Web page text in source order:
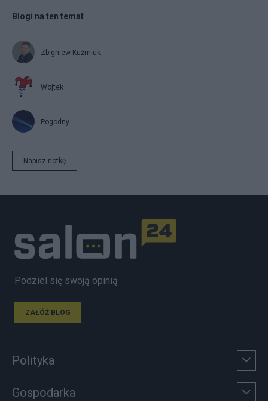
Blogi na ten temat
Zbigniew Kuźmiuk
Wojtek
Pogodny
Napisz notkę
Podziel się swoją opinią
ZAŁÓŻ BLOG
Polityka
Gospodarka